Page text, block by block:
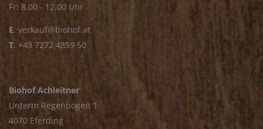
Fr: 8.00 - 12.00 Uhr
E. verkauf@biohof.at
T. +43 7272 4859 50
Biohof Achleitner
Unterm Regenbogen 1
4070 Eferding